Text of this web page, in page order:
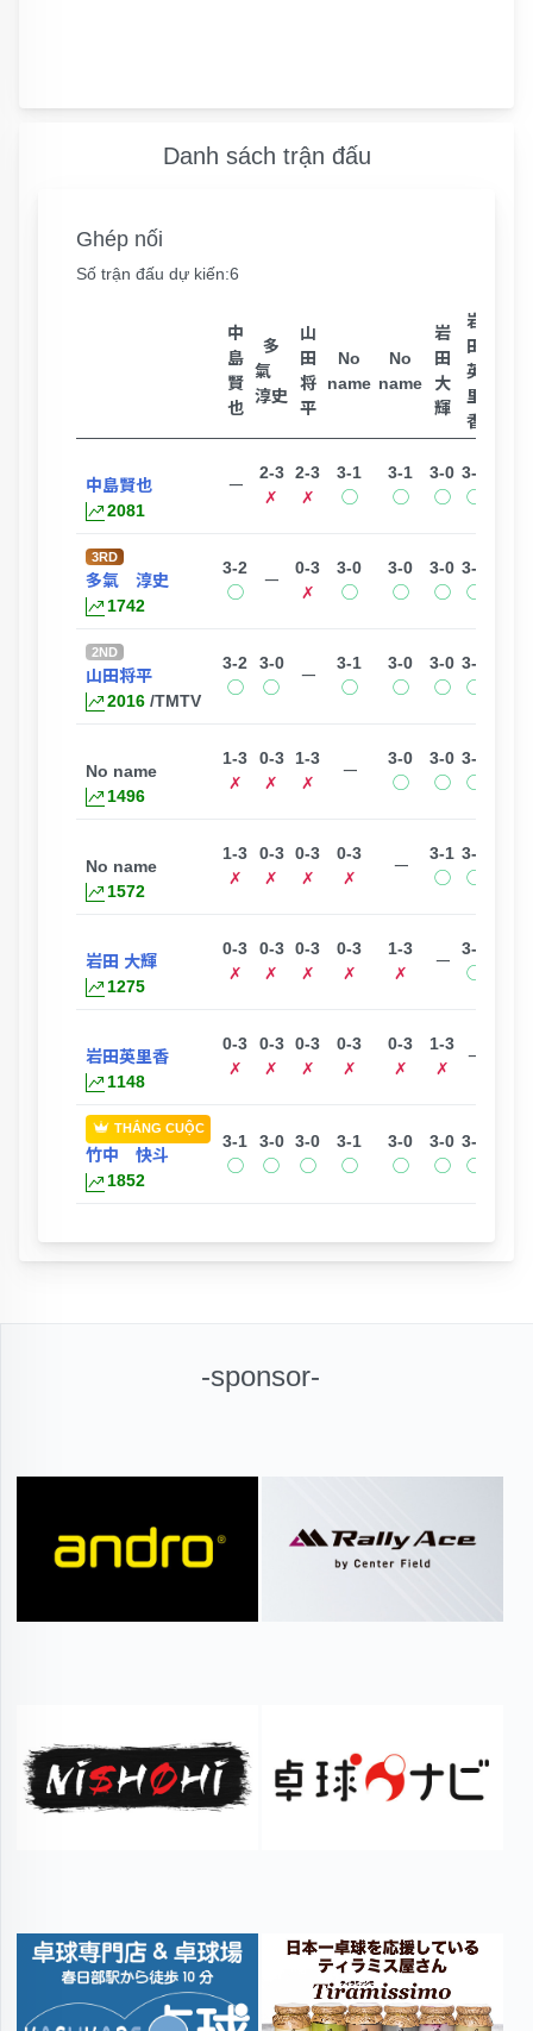
Danh sách trận đấu
Ghép nối
Số trận đấu dự kiến:6
中
島
賢
也
多
氣
淳史
山
田
将
平
No
name
No
name
岩
田
大
輝
岩
田
英
里
香
中島賢也
2081
ー
2-3
✗
2-3
✗
3-1
◯
3-1
◯
3-0
◯
3-0
◯
3RD
多氣 淳史
1742
3-2
◯
ー
0-3
✗
3-0
◯
3-0
◯
3-0
◯
3-0
◯
2ND
山田将平
2016 /TMTV
3-2
◯
3-0
◯
ー
3-1
◯
3-0
◯
3-0
◯
3-0
◯
No name
1496
1-3
✗
0-3
✗
1-3
✗
ー
3-0
◯
3-0
◯
3-0
◯
No name
1572
1-3
✗
0-3
✗
0-3
✗
0-3
✗
ー
3-1
◯
3-0
◯
岩田 大輝
1275
0-3
✗
0-3
✗
0-3
✗
0-3
✗
1-3
✗
ー
3-1
◯
岩田英里香
1148
0-3
✗
0-3
✗
0-3
✗
0-3
✗
0-3
✗
1-3
✗
ー
THẮNG CUỘC
竹中 快斗
1852
3-1
◯
3-0
◯
3-0
◯
3-1
◯
3-0
◯
3-0
◯
3-0
◯
-sponsor-